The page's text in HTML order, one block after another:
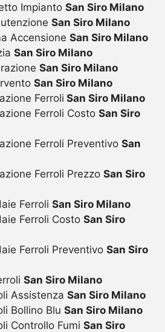
Impianto San Siro Milano
San Siro Milano
Accensione San Siro Milano
San Siro Milano
San Siro Milano
San Siro Milano
Ferroli San Siro Milano
Ferroli Costo San Siro
Ferroli Preventivo San
Ferroli Prezzo San Siro
Ferroli San Siro Milano
Ferroli Costo San Siro
Ferroli Preventivo San Siro
San Siro Milano
Assistenza San Siro Milano
Bollino Blu San Siro Milano
Controllo Fumi San Siro